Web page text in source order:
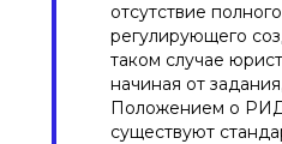
отсутствие
регулирующего
таком случае
начиная от
Положением о
существуют